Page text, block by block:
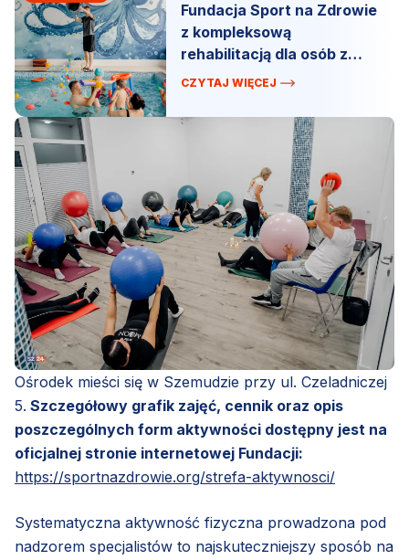
Fundacja Sport na Zdrowie
z kompleksową
rehabilitacją dla osób z
niepełnosprawnościami.
CZYTAJ WIĘCEJ
Ośrodek mieści się w Szemudzie przy ul. Czeladniczej
5. Szczegółowy grafik zajęć, cennik oraz opis
poszczególnych form aktywności dostępny jest na
oficjalnej stronie internetowej Fundacji:
https://sportnazdrowie.org/strefa-aktywnosci/
Systematyczna aktywność fizyczna prowadzona pod
nadzorem specjalistów to najskuteczniejszy sposób na